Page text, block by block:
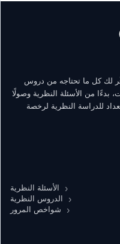
لك كل ما تحتاجه من دروس
بدءًا من الأسئلة النظرية وصولًا
للدراسة النظرية لرخصة
الأسئلة النظرية
الدروس النظرية
شواخص المرور